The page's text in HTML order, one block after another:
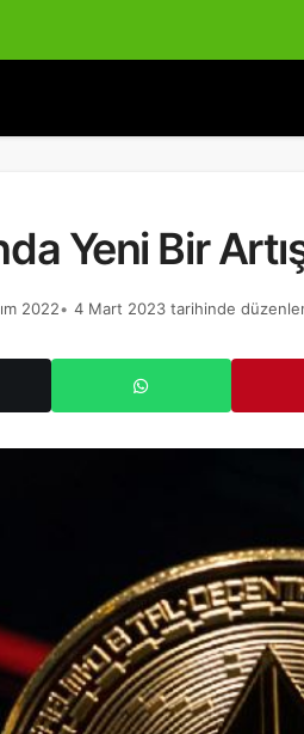
Yeni Bir
2022 4 Mart 2023 tarihinde